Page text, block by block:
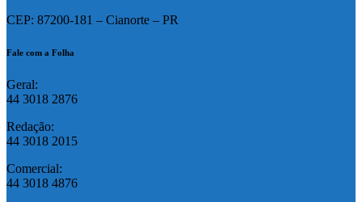
CEP: 87200-181 – Cianorte – PR
Fale com a Folha
Geral:
44 3018 2876
Redação:
44 3018 2015
Comercial:
44 3018 4876